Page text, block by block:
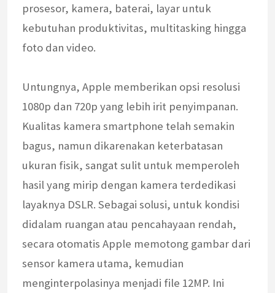
prosesor, kamera, baterai, layar untuk
kebutuhan produktivitas, multitasking hingga
foto dan video.
Untungnya, Apple memberikan opsi resolusi
1080p dan 720p yang lebih irit penyimpanan.
Kualitas kamera smartphone telah semakin
bagus, namun dikarenakan keterbatasan
ukuran fisik, sangat sulit untuk memperoleh
hasil yang mirip dengan kamera terdedikasi
layaknya DSLR. Sebagai solusi, untuk kondisi
didalam ruangan atau pencahayaan rendah,
secara otomatis Apple memotong gambar dari
sensor kamera utama, kemudian
menginterpolasinya menjadi file 12MP. Ini